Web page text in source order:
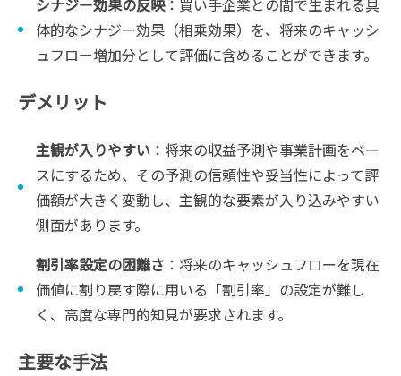
シナジー効果の反映：買い手企業との間で生まれる具
体的なシナジー効果（相乗効果）を、将来のキャッシ
ュフロー増加分として評価に含めることができます。
デメリット
主観が入りやすい ：将来の収益予測や事業計画をベー
スにするため、その予測の信頼性や妥当性によって評
価額が大きく変動し、主観的な要素が入り込みやすい
側面があります。
割引率設定の困難さ ：将来のキャッシュフローを現在
価値に割り戻す際に用いる「割引率」の設定が難し
く、高度な専門的知見が要求されます。
主要な手法